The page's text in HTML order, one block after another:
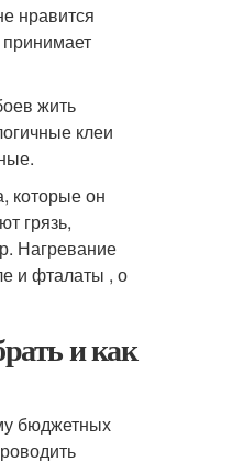
нравится
жить
клеи
которые он
грязь,
Нагревание
и фталаты , о
и как
бюджетных